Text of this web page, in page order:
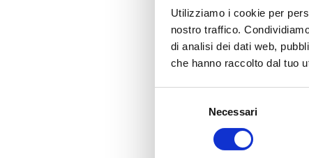
Utilizziamo i cookie per
nostro traffico.
di analisi dei dati web,
che hanno raccolto dal tuo
Necessari